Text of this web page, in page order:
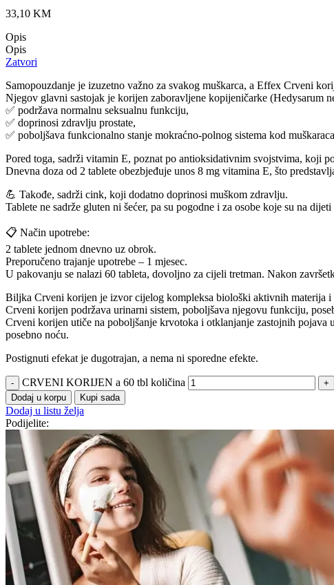
33,10 KM
Opis
Opis
Zatvori
Samopouzdanje je izuzetno važno za svakog muškarca, a Effex Crveni
Njegov glavni sastojak je korijen zaboravljene kopijeničarke (Hedysarum
✅ podržava normalnu seksualnu funkciju,
✅ doprinosi zdravlju prostate,
✅ poboljšava funkcionalno stanje mokraćno-polnog sistema kod
Pored toga, sadrži vitamin E, poznat po antioksidativnim svojstvima, koji
Dnevna doza od 2 tablete obezbjeđuje unos 8 mg vitamina E, što
💪 Takođe, sadrži cink, koji dodatno doprinosi muškom zdravlju.
Tablete ne sadrže gluten ni šećer, pa su pogodne i za osobe koje su na
📋 Način upotrebe:
2 tablete jednom dnevno uz obrok.
Preporučeno trajanje upotrebe – 1 mjesec.
U pakovanju se nalazi 60 tableta, dovoljno za cijeli tretman. Nakon
Biljka Crveni korijen je izvor cijelog kompleksa biološki aktivnih materija
Crveni korijen podržava urinarni sistem, poboljšava njegovu funkciju,
Crveni korijen utiče na poboljšanje krvotoka i otklanjanje zastojnih pojava
posebno noću.
Postignuti efekat je dugotrajan, a nema ni sporedne efekte.
CRVENI KORIJEN a 60 tbl količina
Dodaj u korpu Kupi sada
Dodaj u listu želja
Podijelite: